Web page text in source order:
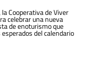
Cooperativa de Viver
celebrar una nueva
de enoturismo que
del calendario